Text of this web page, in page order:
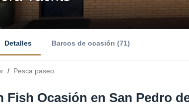
Detalles Barcos de ocasión (71)
/ Pesca paseo
Fish Ocasión en San Pedro